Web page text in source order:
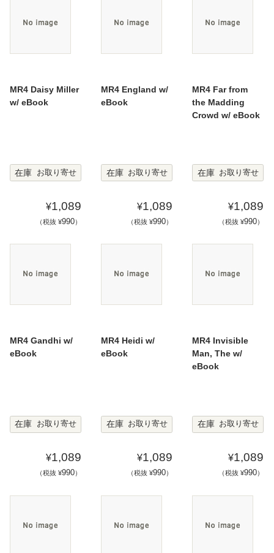
MR4 Daisy Miller
w/ eBook
在庫 お取り寄せ
¥1,089
（税抜 ¥990）
MR4 England w/
eBook
在庫 お取り寄せ
¥1,089
（税抜 ¥990）
MR4 Far from
the Madding
Crowd w/ eBook
在庫 お取り寄せ
¥1,089
（税抜 ¥990）
MR4 Gandhi w/
eBook
在庫 お取り寄せ
¥1,089
（税抜 ¥990）
MR4 Heidi w/
eBook
在庫 お取り寄せ
¥1,089
（税抜 ¥990）
MR4 Invisible
Man, The w/
eBook
在庫 お取り寄せ
¥1,089
（税抜 ¥990）